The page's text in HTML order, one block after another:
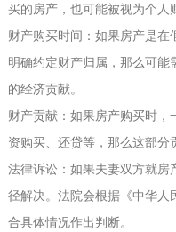
买的房产，也可能被视为个人
财产购买时间：如果房产是
明确约定财产归属，那么可
的经济贡献。
财产贡献：如果房产购买时，
资购买、还贷等，那么这部分
法律诉讼：如果夫妻双方就房
径解决。法院会根据《中华人
合具体情况作出判断。